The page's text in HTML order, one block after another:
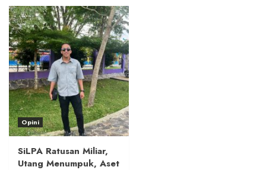
Opini
SiLPA Ratusan Miliar,
Utang Menumpuk, Aset